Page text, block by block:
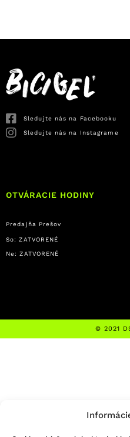
Sledujte nás na Facebooku
Sledujte nás na Instagrame
OTVÁRACIE HODINY
Predajňa Prešov
So: ZATVORENÉ
Ne: ZATVORENÉ
© 2021